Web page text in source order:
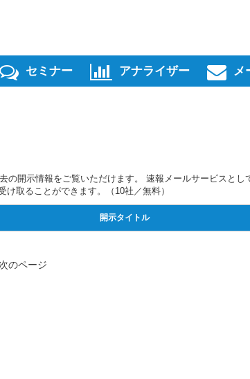
セミナー アナライザー メ
の開示情報をご覧いただけます。 速報メールサービスとし
取ることができます。（10社／無料）
開示タイトル
次のページ